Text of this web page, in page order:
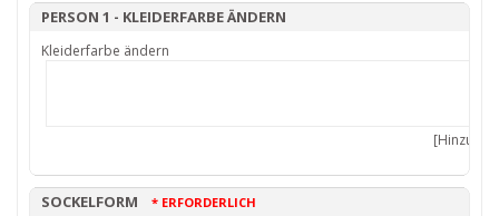
PERSON 1 - KLEIDERFARBE ÄNDERN
Kleiderfarbe ändern
SOCKELFORM * ERFORDERLICH